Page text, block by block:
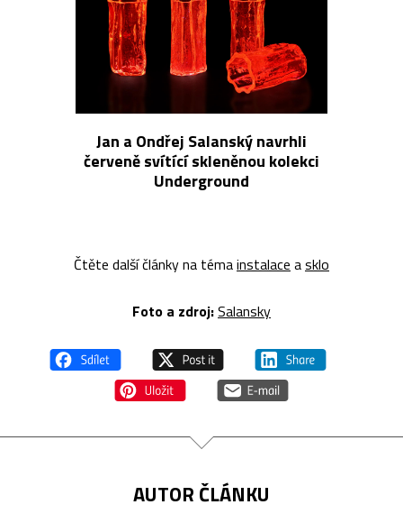
Jan a Ondřej Salanský navrhli
červeně svítící skleněnou kolekci
Underground
Čtěte další články na témainstalace asklo
Foto a zdroj:Salansky
AUTOR ČLÁNKU